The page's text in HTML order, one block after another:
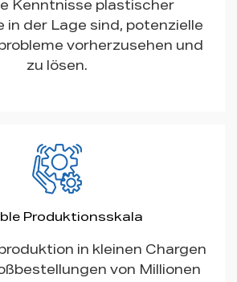
Kenntnisse plastischer
in der Lage sind, potenzielle
vorherzusehen und
zu lösen.
Produktionsskala
in kleinen Chargen
von Millionen